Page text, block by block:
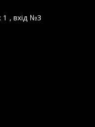
1 , вхід №3